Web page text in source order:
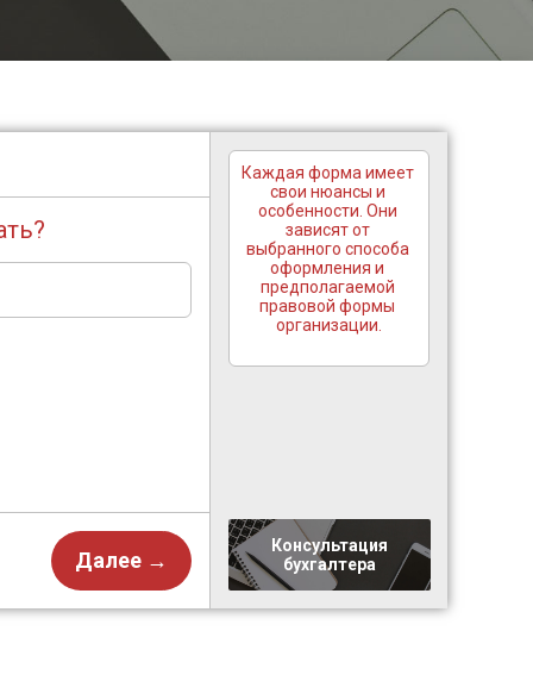
Далее →
Каждая форма имеет
свои нюансы и
особенности. Они
зависят от
выбранного способа
оформления и
предполагаемой
правовой формы
организации.
Консультация
бухгалтера